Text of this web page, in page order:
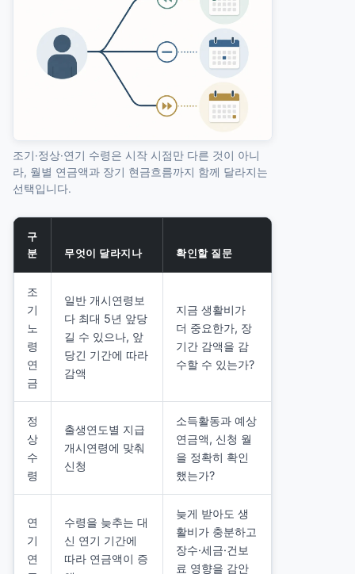
조기·정상·연기 수령은 시작 시점만 다른 것이 아니
라, 월별 연금액과 장기 현금흐름까지 함께 달라지는
선택입니다.
구
분
무엇이 달라지나 확인할 질문
조
기
노
령
연
금
일반 개시연령보
다 최대 5년 앞당
길 수 있으나, 앞
당긴 기간에 따라
감액
지금 생활비가
더 중요한가, 장
기간 감액을 감
수할 수 있는가?
정
상
수
령
출생연도별 지급
개시연령에 맞춰
신청
소득활동과 예상
연금액, 신청 월
을 정확히 확인
했는가?
연
기
연
수령을 늦추는 대
신 연기 기간에
따라 연금액이 증
늦게 받아도 생
활비가 충분하고
장수·세금·건보
료 영향을 감안